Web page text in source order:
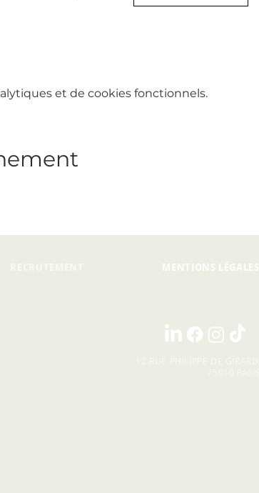
et de cookies fonctionnels.
MENTIONS LÉGALES